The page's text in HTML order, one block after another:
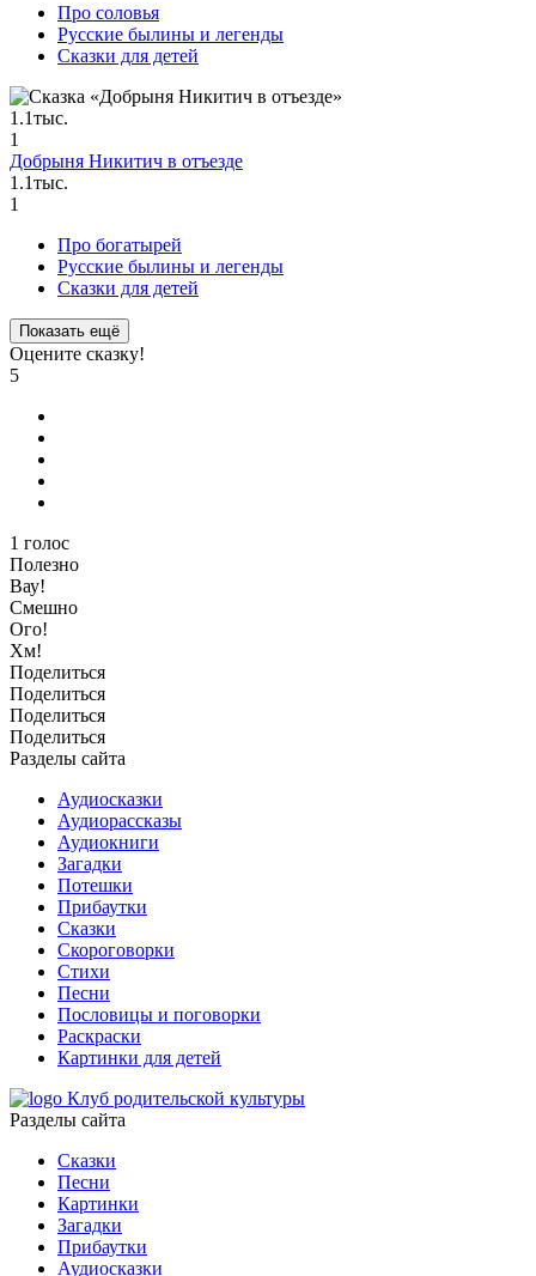
Про соловья
Русские былины и легенды
Сказки для детей
1.1тыс.
1
Добрыня Никитич в отъезде
1.1тыс.
1
Про богатырей
Русские былины и легенды
Сказки для детей
Показать ещё
Оцените сказку!
5
1 голос
Полезно
Вау!
Смешно
Ого!
Хм!
Поделиться
Поделиться
Поделиться
Поделиться
Разделы сайта
Аудиосказки
Аудиорассказы
Аудиокниги
Загадки
Потешки
Прибаутки
Сказки
Скороговорки
Стихи
Песни
Пословицы и поговорки
Раскраски
Картинки для детей
Клуб родительской культуры
Разделы сайта
Сказки
Песни
Картинки
Загадки
Прибаутки
Аудиосказки